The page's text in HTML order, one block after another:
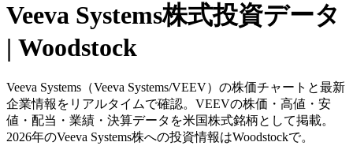
Veeva Systems株式投資データ
| Woodstock
Veeva Systems（Veeva Systems/VEEV）の株価チャートと最新
企業情報をリアルタイムで確認。VEEVの株価・高値・安
値・配当・業績・決算データを米国株式銘柄として掲載。
2026年のVeeva Systems株への投資情報はWoodstockで。